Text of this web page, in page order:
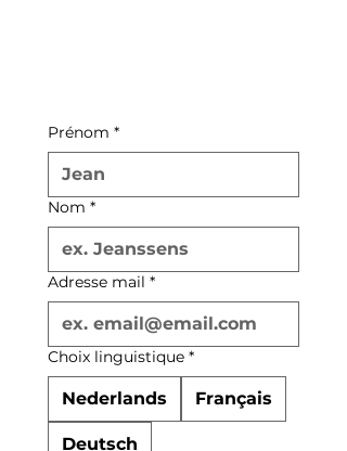
Prénom *
Nom *
Adresse mail *
Choix linguistique *
Nederlands Français
Deutsch